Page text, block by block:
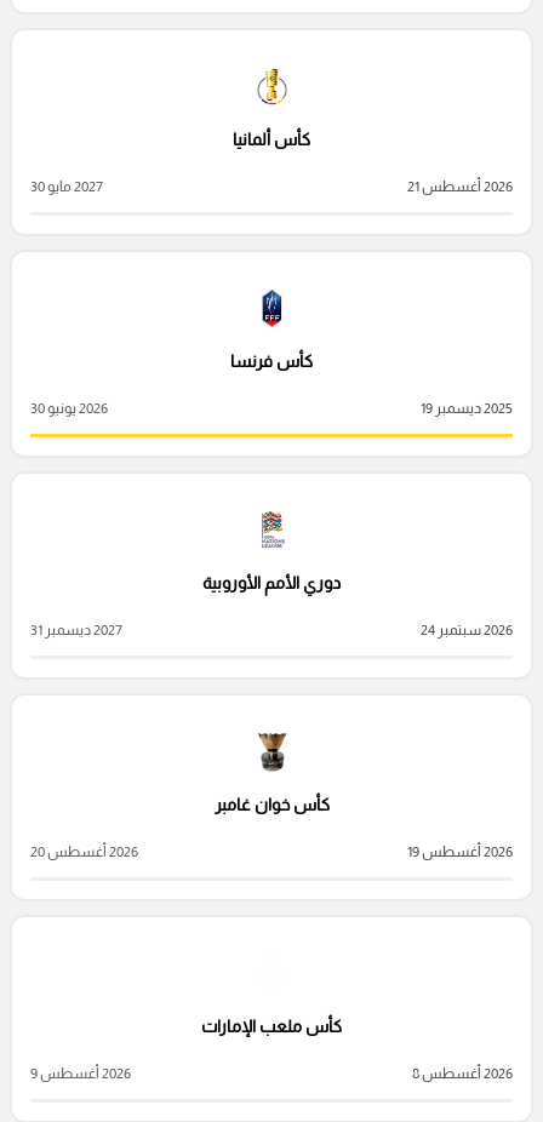
كأس ألمانيا
2026 أغسطس 21 2027 مايو 30
كأس فرنسا
2025 ديسمبر 19 2026 يونيو 30
دوري الأمم الأوروبية
2026 سبتمبر 24 2027 ديسمبر 31
كأس خوان غامبر
2026 أغسطس 19 2026 أغسطس 20
كأس ملعب الإمارات
2026 أغسطس 8 2026 أغسطس 9